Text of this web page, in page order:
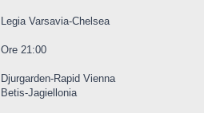
Legia Varsavia-Chelsea
Ore 21:00
Djurgarden-Rapid Vienna
Betis-Jagiellonia